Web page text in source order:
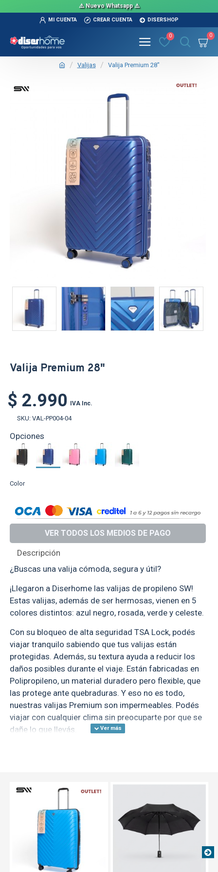
⚠️ Nuevo Whatsapp ⚠️
MI CUENTA CREAR CUENTA DISERSHOP
0 0
Valijas Valija Premium 28"
TEXTTRANSPARENTE OUT
Valija Premium 28"
$ 2.990 IVA Inc.
SKU: VAL-PP004-04
Opciones
Color
Descripción
¿Buscas una valija cómoda, segura y útil?
¡Llegaron a Diserhome las valijas de propileno SW!
Estas valijas, además de ser hermosas, vienen en 5
colores distintos: azul negro, rosada, verde y celeste.
Con su bloqueo de alta seguridad TSA Lock, podés
viajar tranquilo sabiendo que tus valijas están
protegidas. Además, su textura ayuda a reducir los
daños posibles durante el viaje. Están fabricadas en
Polipropileno, un material duradero pero flexible, que
las protege ante quebraduras. Y eso no es todo,
nuestras valijas Premium son impermeables. Podés
viajar con cualquier clima sin preocuparte por que se
dañe lo que llevás.
múltiples superficies. La manija cuenta con un
altura y botón de desbloqueo de la mejor calidad.
¡Esta valija pone primero tu comodidad!
¡Lo que importa es lo de adentro! Nuestras Valijas
Premium cuentan con 5 bolsillos interiores de
distintos tamaños, de los cuales dos son
VER TODOS LOS MEDIOS DE PAGO
TEXTTRANSPARENTE OUT